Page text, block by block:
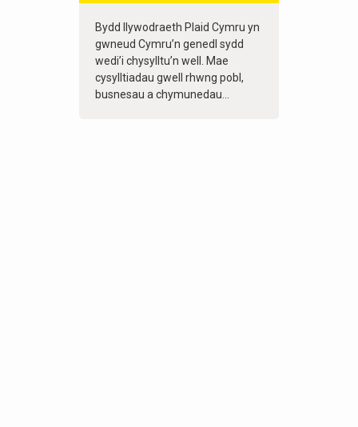
Bydd llywodraeth Plaid Cymru yn
gwneud Cymru’n genedl sydd
wedi’i chysylltu’n well. Mae
cysylltiadau gwell rhwng pobl,
busnesau a chymunedau...